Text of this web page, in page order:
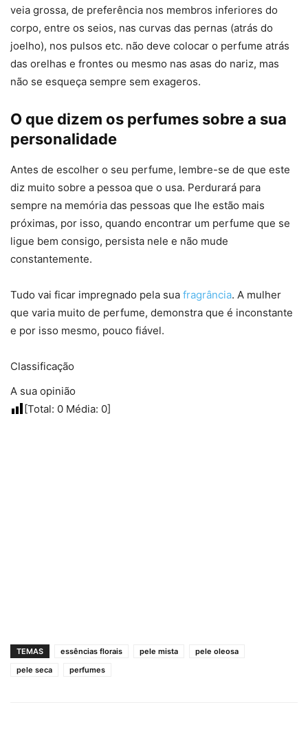
veia grossa, de preferência nos membros inferiores do
corpo, entre os seios, nas curvas das pernas (atrás do
joelho), nos pulsos etc. não deve colocar o perfume atrás
das orelhas e frontes ou mesmo nas asas do nariz, mas
não se esqueça sempre sem exageros.
O que dizem os perfumes sobre a sua
personalidade
Antes de escolher o seu perfume, lembre-se de que este
diz muito sobre a pessoa que o usa. Perdurará para
sempre na memória das pessoas que lhe estão mais
próximas, por isso, quando encontrar um perfume que se
ligue bem consigo, persista nele e não mude
constantemente.
Tudo vai ficar impregnado pela sua fragrância. A mulher
que varia muito de perfume, demonstra que é inconstante
e por isso mesmo, pouco fiável.
Classificação
A sua opinião
[Total: 0 Média: 0]
TEMAS essências florais pele mista
pele oleosa
pele seca
perfumes